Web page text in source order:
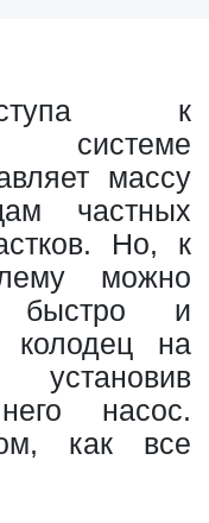
к
системе
массу
частных
Но, к
можно
быстро и
колодец на
насос.
как все